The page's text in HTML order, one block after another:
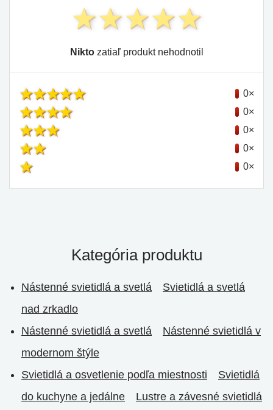
Niktozatiaľ produkt nehodnotil
0×
0×
0×
0×
0×
Kategória produktu
Nástenné svietidlá a svetlá
Svietidlá a svetlá
nad zrkadlo
Nástenné svietidlá a svetlá
Nástenné svietidlá v
modernom štýle
Svietidlá a osvetlenie podľa miestnosti
Svietidlá
do kuchyne a jedálne
Lustre a závesné svietidlá